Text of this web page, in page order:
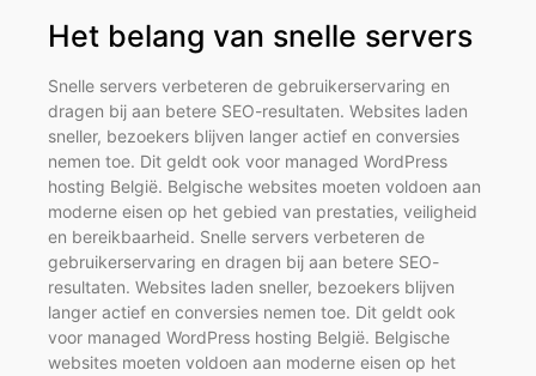
Het belang van snelle servers
Snelle servers verbeteren de gebruikerservaring en
dragen bij aan betere SEO-resultaten. Websites laden
sneller, bezoekers blijven langer actief en conversies
nemen toe. Dit geldt ook voor managed WordPress
hosting België. Belgische websites moeten voldoen aan
moderne eisen op het gebied van prestaties, veiligheid
en bereikbaarheid. Snelle servers verbeteren de
gebruikerservaring en dragen bij aan betere SEO-
resultaten. Websites laden sneller, bezoekers blijven
langer actief en conversies nemen toe. Dit geldt ook
voor managed WordPress hosting België. Belgische
websites moeten voldoen aan moderne eisen op het